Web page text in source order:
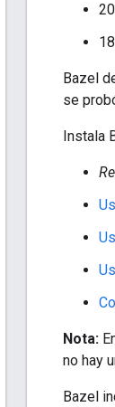
Bazel
se
Instala
Nota:
no hay
Bazel